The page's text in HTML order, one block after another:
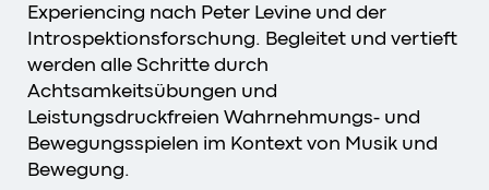
Experiencing nach Peter Levine und der
Introspektionsforschung. Begleitet und vertieft
werden alle Schritte durch
Achtsamkeitsübungen und
Leistungsdruckfreien Wahrnehmungs- und
Bewegungsspielen im Kontext von Musik und
Bewegung.